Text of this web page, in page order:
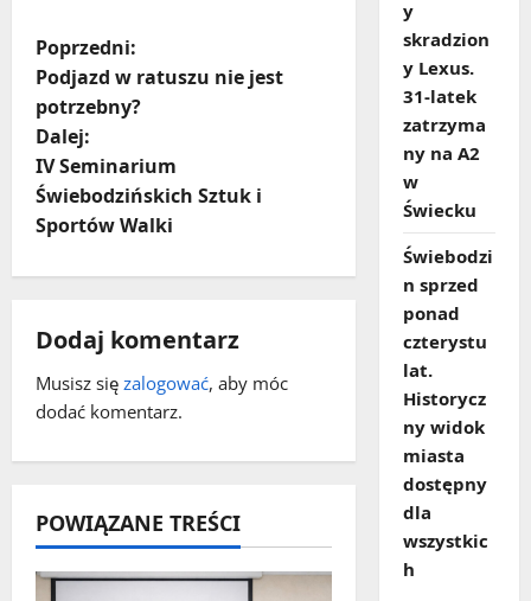
Z
o
b
a
w
p
i
s
y
Poprzedni:
Podjazd w ratuszu nie jest
potrzebny?
Dalej:
IV Seminarium
Świebodzińskich Sztuk i
Sportów Walki
Dodaj komentarz
Musisz się zalogować, aby móc
dodać komentarz.
POWIĄZANE TREŚCI
y
skradzion
y Lexus.
31‑latek
zatrzyma
ny na A2
w
Świecku
Świebodzi
n sprzed
ponad
czterystu
lat.
Historycz
ny widok
miasta
dostępny
dla
wszystkic
h